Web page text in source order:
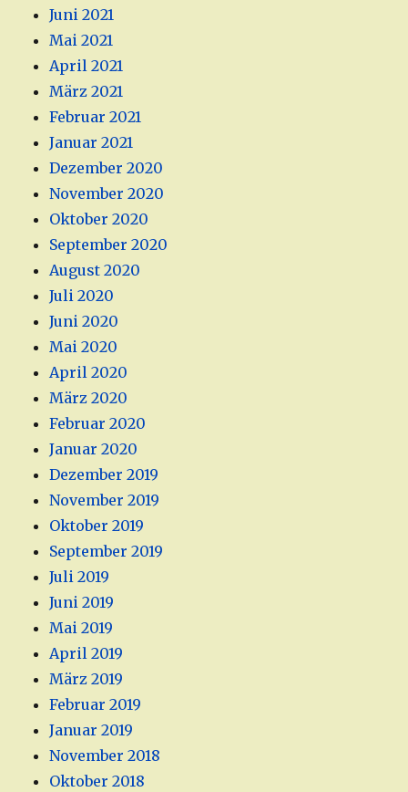
Juni 2021
Mai 2021
April 2021
März 2021
Februar 2021
Januar 2021
Dezember 2020
November 2020
Oktober 2020
September 2020
August 2020
Juli 2020
Juni 2020
Mai 2020
April 2020
März 2020
Februar 2020
Januar 2020
Dezember 2019
November 2019
Oktober 2019
September 2019
Juli 2019
Juni 2019
Mai 2019
April 2019
März 2019
Februar 2019
Januar 2019
November 2018
Oktober 2018